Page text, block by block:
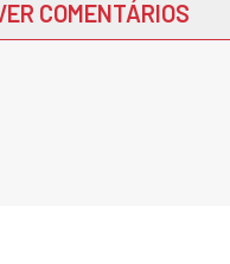
COMENTÁRIOS